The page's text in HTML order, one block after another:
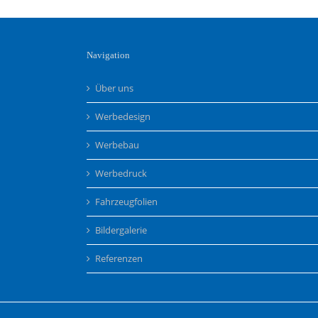
Navigation
Über uns
Werbedesign
Werbebau
Werbedruck
Fahrzeugfolien
Bildergalerie
Referenzen